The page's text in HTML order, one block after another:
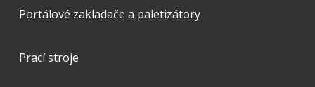
Portálové zakladače a paletizátory
Prací stroje